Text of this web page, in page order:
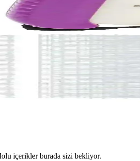
içerikler burada sizi bekliyor.